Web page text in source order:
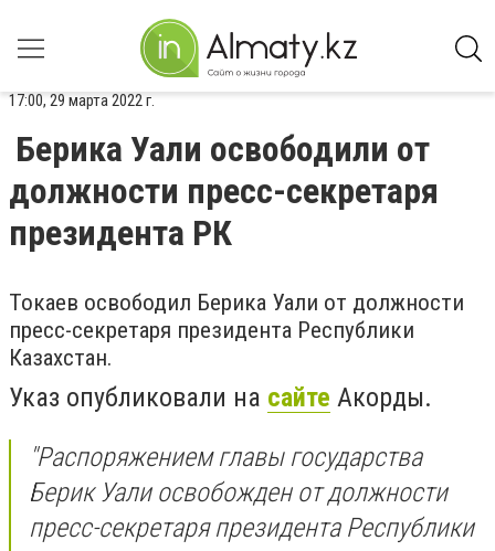
17:00, 29 марта 2022 г.
Берика Уали освободили от
должности пресс-секретаря
президента РК
Токаев освободил Берика Уали от должности
пресс-секретаря президента Республики
Казахстан.
Указ опубликовали на сайте Акорды.
"Распоряжением главы государства
Берик Уали освобожден от должности
пресс-секретаря президента Республики